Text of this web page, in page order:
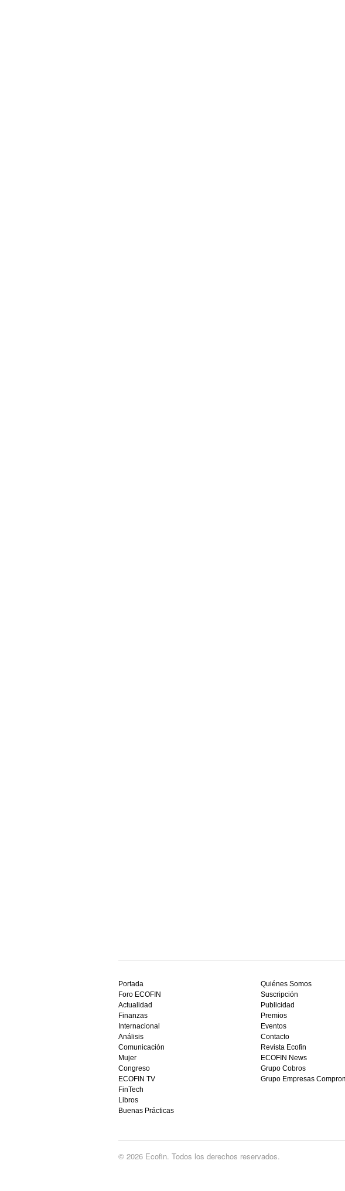
mejor
bono
sin
depósito
casino
en
España,
visita
este
sitio
restaurantedonmauro.es
y
ganar
hoy
Portada
Foro ECOFIN
Actualidad
Finanzas
Internacional
Análisis
Comunicación
Mujer
Congreso
ECOFIN TV
FinTech
Libros
Buenas Prácticas
Quiénes Somos
Suscripción
Publicidad
Premios
Eventos
Contacto
Revista Ecofin
ECOFIN News
Grupo Cobros
Grupo Empresas
© 2026 Ecofin. Todos los derechos reservados.